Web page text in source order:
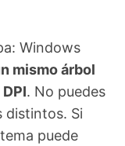
Windows
mismo árbol
. No puedes
distintos. Si
puede